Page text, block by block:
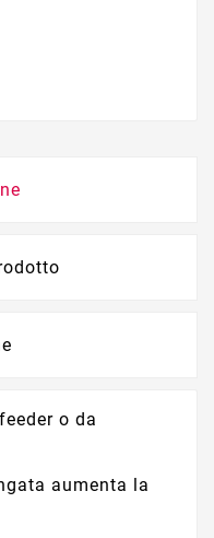
o da
aumenta la